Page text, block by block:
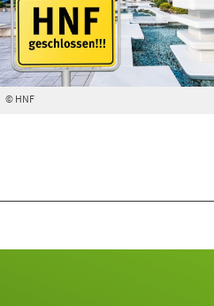
© HNF